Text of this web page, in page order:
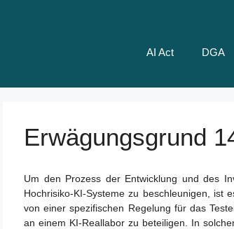
AI Act DGA
Erwägungsgrund
Um den Prozess der Entwicklung und des
Hochrisiko-KI-Systeme zu beschleunigen, ist
von einer spezifischen Regelung für das
an einem KI-Reallabor zu beteiligen. In